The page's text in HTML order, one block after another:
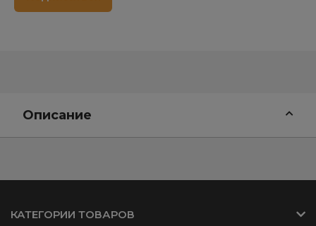
Описание
КАТЕГОРИИ ТОВАРОВ